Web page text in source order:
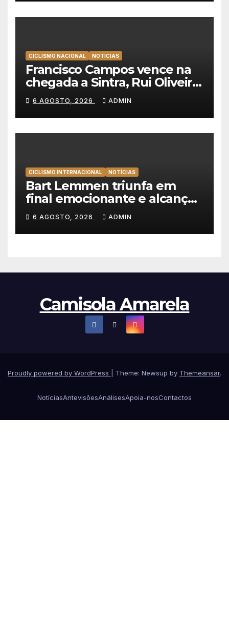
CICLISMO NACIONAL NOTÍCIAS
Francisco Campos vence na
chegada a Sintra, Rui Oliveira
veste de amarelo na Volta a
Portugal
6 AGOSTO, 2026 ADMIN
CICLISMO INTERNACIONAL NOTÍCIAS
Bart Lemmen triunfa em
final emocionante e alcança
a primeira vitória da carreira
na Volta à Polónia
6 AGOSTO, 2026 ADMIN
Camisola Amarela
Proudly powered by WordPress Theme: Newsup by Themeansar.
NotíciasAntevisõesAnálisesApoia-nosContactos